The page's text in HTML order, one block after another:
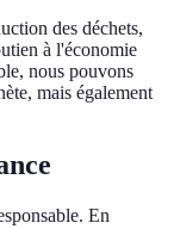
des déchets,
à l'économie
nous pouvons
mais également
En